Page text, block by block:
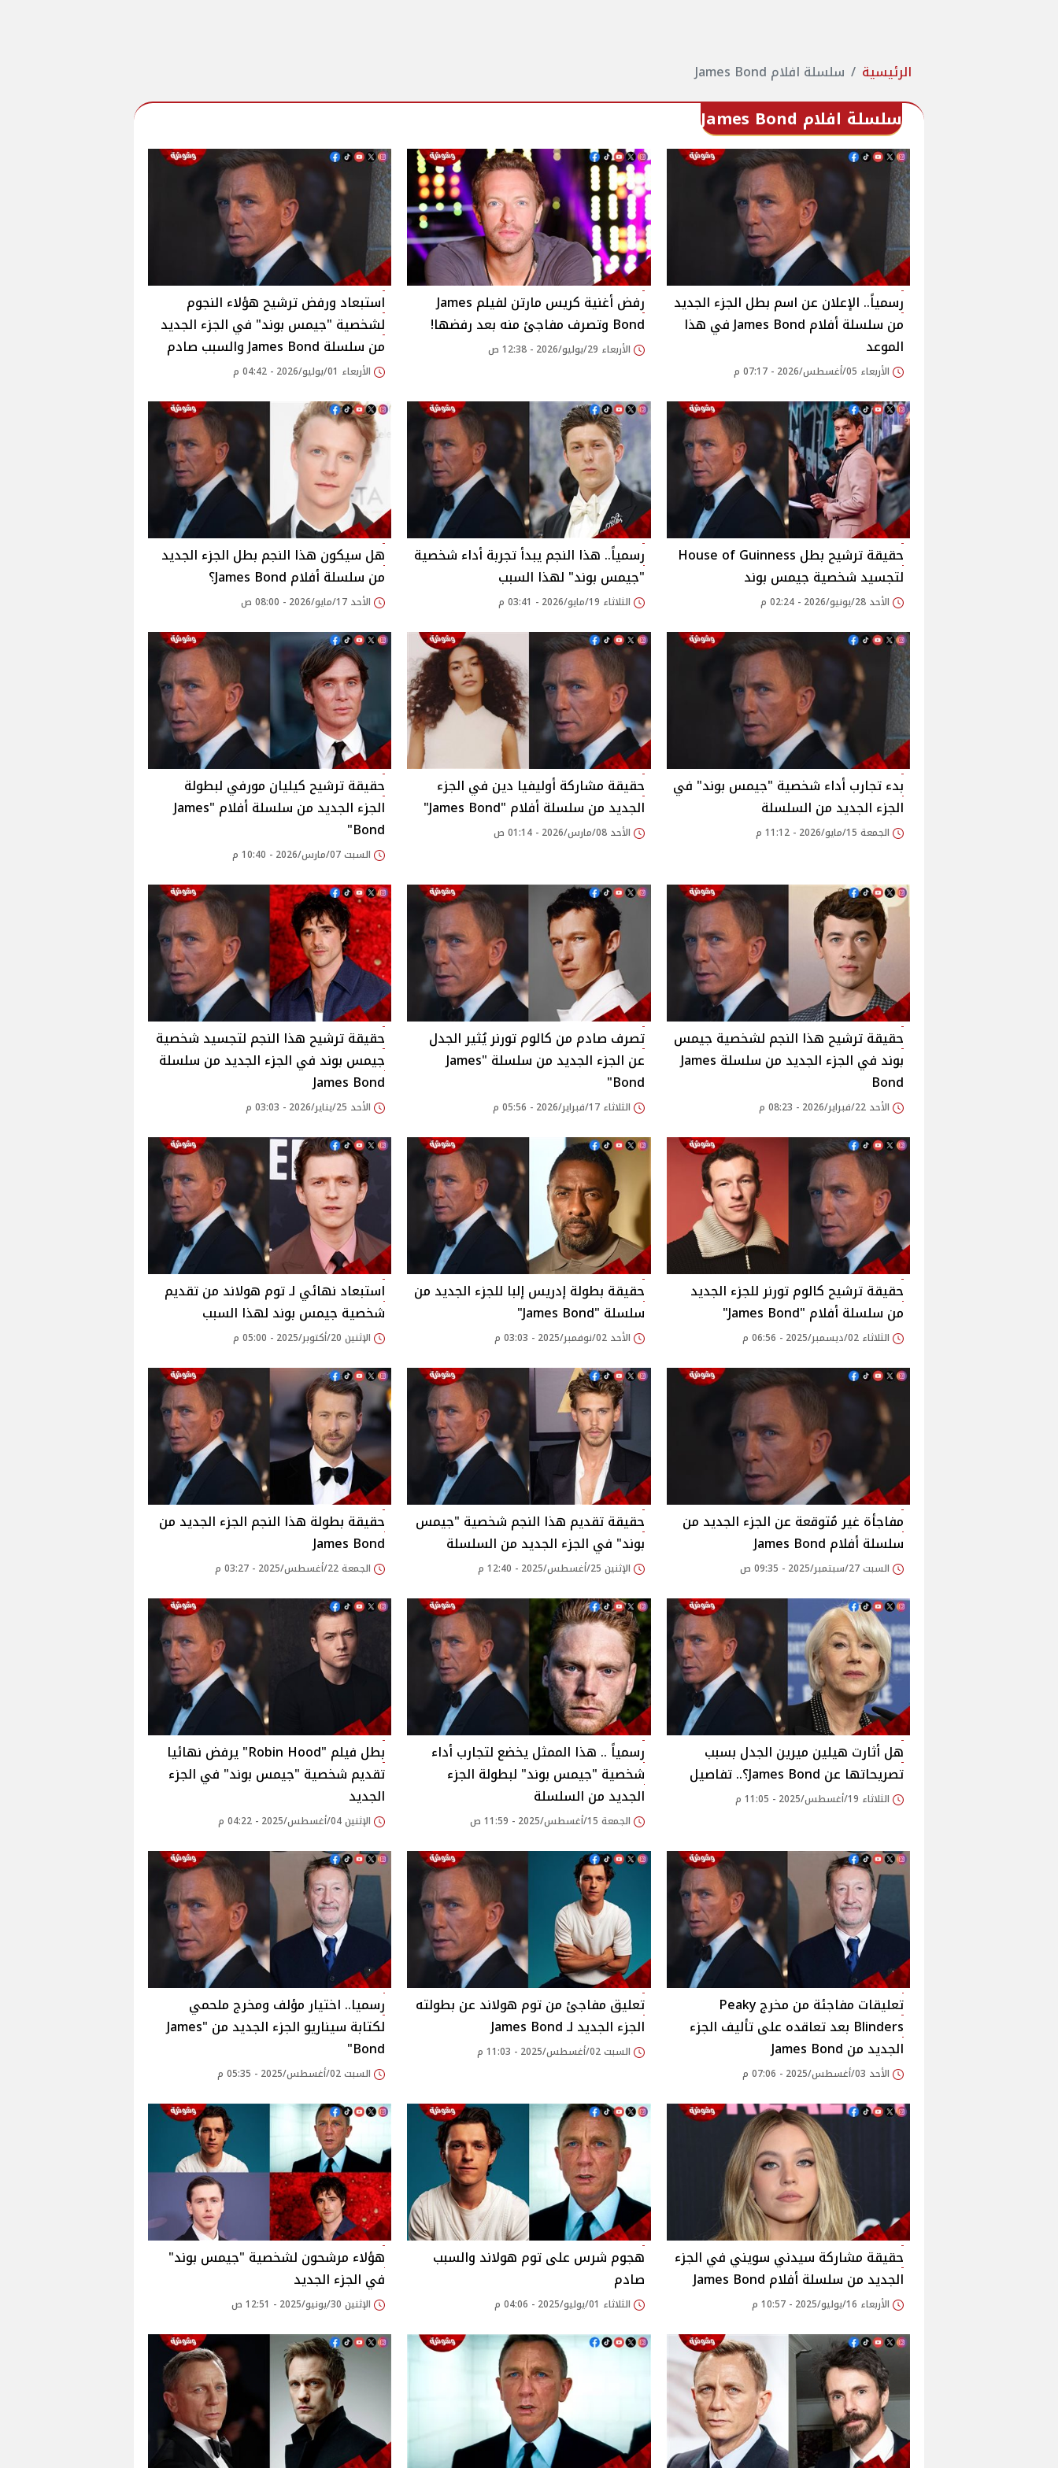
الرئيسية سلسلة افلام James Bond
سلسلة افلام James Bond
رسمياً.. الإعلان عن اسم بطل الجزء الجديد
من سلسلة أفلام James Bond في هذا
الموعد
الأربعاء 05/أغسطس/2026 - 07:17 م
رفض أغنية كريس مارتن لفيلم James
Bond وتصرف مفاجئ منه بعد رفضها!
الأربعاء 29/يوليو/2026 - 12:38 ص
استبعاد ورفض ترشيح هؤلاء النجوم
لشخصية "جيمس بوند" في الجزء الجديد
من سلسلة James Bond والسبب صادم
الأربعاء 01/يوليو/2026 - 04:42 م
حقيقة ترشيح بطل House of Guinness
لتجسيد شخصية جيمس بوند
الأحد 28/يونيو/2026 - 02:24 م
رسمياً.. هذا النجم يبدأ تجربة أداء شخصية
"جيمس بوند" لهذا السبب
الثلاثاء 19/مايو/2026 - 03:41 م
هل سيكون هذا النجم بطل الجزء الجديد
من سلسلة أفلام James Bond؟
الأحد 17/مايو/2026 - 08:00 ص
بدء تجارب أداء شخصية "جيمس بوند" في
الجزء الجديد من السلسلة
الجمعة 15/مايو/2026 - 11:12 م
حقيقة مشاركة أوليفيا دين في الجزء
الجديد من سلسلة أفلام "James Bond"
الأحد 08/مارس/2026 - 01:14 ص
حقيقة ترشيح كيليان مورفي لبطولة
الجزء الجديد من سلسلة أفلام "James
Bond"
السبت 07/مارس/2026 - 10:40 م
حقيقة ترشيح هذا النجم لشخصية جيمس
بوند في الجزء الجديد من سلسلة James
Bond
الأحد 22/فبراير/2026 - 08:23 م
تصرف صادم من كالوم تورنر يُثير الجدل
عن الجزء الجديد من سلسلة "James
Bond"
الثلاثاء 17/فبراير/2026 - 05:56 م
حقيقة ترشيح هذا النجم لتجسيد شخصية
جيمس بوند في الجزء الجديد من سلسلة
James Bond
الأحد 25/يناير/2026 - 03:03 م
حقيقة ترشيح كالوم تورنر للجزء الجديد
من سلسلة أفلام "James Bond"
الثلاثاء 02/ديسمبر/2025 - 06:56 م
حقيقة بطولة إدريس إلبا للجزء الجديد من
سلسلة "James Bond"
الأحد 02/نوفمبر/2025 - 03:03 م
استبعاد نهائي لـ توم هولاند من تقديم
شخصية جيمس بوند لهذا السبب
الإثنين 20/أكتوبر/2025 - 05:00 م
مفاجأة غير مُتوقعة عن الجزء الجديد من
سلسلة أفلام James Bond
السبت 27/سبتمبر/2025 - 09:35 ص
حقيقة تقديم هذا النجم شخصية "جيمس
بوند" في الجزء الجديد من السلسلة
الإثنين 25/أغسطس/2025 - 12:40 م
حقيقة بطولة هذا النجم الجزء الجديد من
James Bond
الجمعة 22/أغسطس/2025 - 03:27 م
هل أثارت هيلين ميرين الجدل بسبب
تصريحاتها عن James Bond؟.. تفاصيل
الثلاثاء 19/أغسطس/2025 - 11:05 م
رسمياً .. هذا الممثل يخضع لتجارب أداء
شخصية "جيمس بوند" لبطولة الجزء
الجديد من السلسلة
الجمعة 15/أغسطس/2025 - 11:59 ص
بطل فيلم "Robin Hood" يرفض نهائيا
تقديم شخصية "جيمس بوند" في الجزء
الجديد
الإثنين 04/أغسطس/2025 - 04:22 م
تعليقات مفاجئة من مخرج Peaky
Blinders بعد تعاقده على تأليف الجزء
الجديد من James Bond
الأحد 03/أغسطس/2025 - 07:06 م
تعليق مفاجئ من توم هولاند عن بطولته
الجزء الجديد لـ James Bond
السبت 02/أغسطس/2025 - 11:03 م
رسميا.. اختيار مؤلف ومخرج ملحمي
لكتابة سيناريو الجزء الجديد من "James
Bond"
السبت 02/أغسطس/2025 - 05:35 م
حقيقة مشاركة سيدني سويني في الجزء
الجديد من سلسلة أفلام James Bond
الأربعاء 16/يوليو/2025 - 10:57 م
هجوم شرس على توم هولاند والسبب
صادم
الثلاثاء 01/يوليو/2025 - 04:06 م
هؤلاء مرشحون لشخصية "جيمس بوند"
في الجزء الجديد
الإثنين 30/يونيو/2025 - 12:51 ص